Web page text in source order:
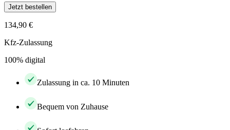
Jetzt bestellen
134,90 €
Kfz-Zulassung
100% digital
Zulassung in ca. 10 Minuten
Bequem von Zuhause